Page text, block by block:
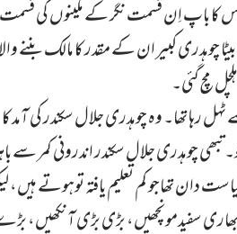
کا باپ اِن قسمت نگر کے مکینوں کی قسمت
چوہدری کبیر ان کے مقدر کا مالک بننے
مچ گئی۔
تھا۔ وہ چوہدری جلال سکندر کی آمد کا
تبھی چوہدری جلال سکندر اندرونی کمر سے
دان تھاجو کم تعلیم یافتہ توہوتے ہیں،
سفیدمونچھیں، بڑی بڑی آنکھیں،